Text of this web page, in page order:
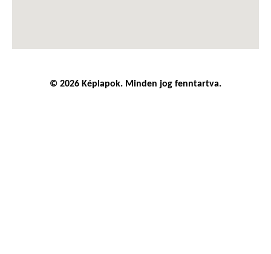
© 2026 Képlapok. Minden jog fenntartva.